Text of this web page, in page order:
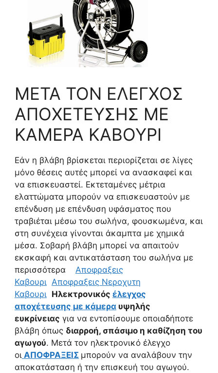
ΜΕΤΑ ΤΟΝ ΕΛΕΓΧΟΣ
ΑΠΟΧΕΤΕΥΣΗΣ ΜΕ
ΚΑΜΕΡΑ ΚΑΒΟΥΡΙ
Εάν η βλάβη βρίσκεται περιορίζεται σε λίγες
μόνο θέσεις αυτές μπορεί να ανασκαφεί και
να επισκευαστεί. Εκτεταμένες μέτρια
ελαττώματα μπορούν να επισκευαστούν με
επένδυση με επένδυση υφάσματος που
τραβιέται μέσω του σωλήνα, φουσκωμένα, και
στη συνέχεια γίνονται άκαμπτα με χημικά
μέσα. Σοβαρή βλάβη μπορεί να απαιτούν
εκσκαφή και αντικατάσταση του σωλήνα με
περισσότερα Αποφραξεις
Καβουρι Αποφραξεις Νεροχυτη
Καβουρι Ηλεκτρονικός έλεγχος
αποχέτευσης με κάμερα υψηλής
ευκρίνειας για να εντοπίσουμε οποιαδήποτε
βλάβη όπως διαρροή, σπάσιμο η καθίζηση του
αγωγού. Μετά τον ηλεκτρονικό έλεγχο
οι ΑΠΟΦΡΑΞΕΙΣ μπορούν να αναλάβουν την
αποκατάσταση ή την επισκευή του αγωγού.